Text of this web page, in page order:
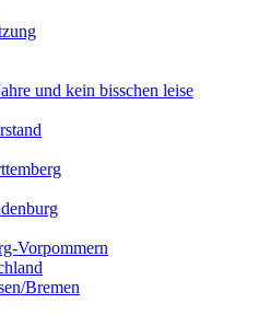
und kein bisschen leise
Vorpommern
Bremen